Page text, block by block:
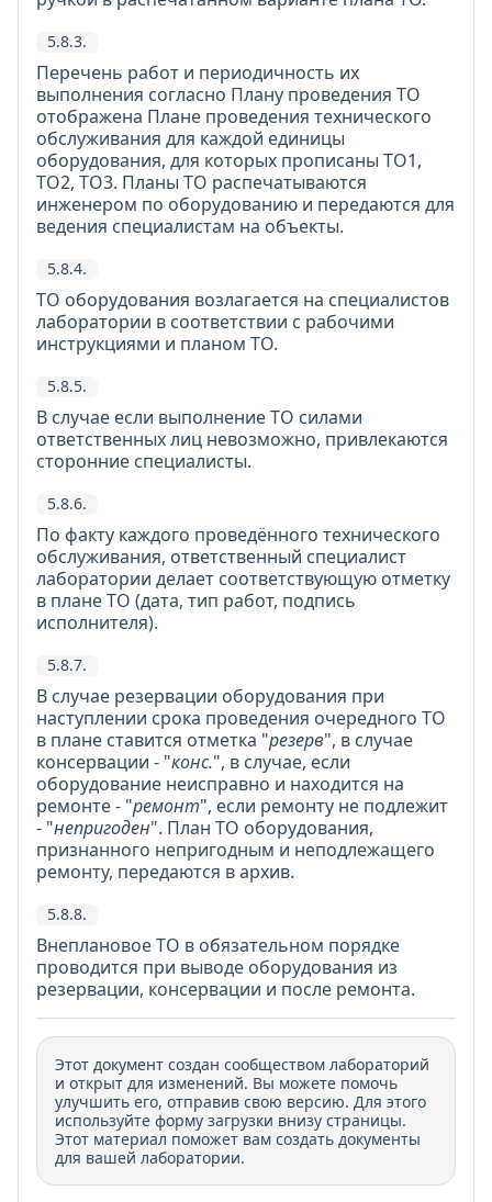
5.8.3.
Перечень работ и периодичность их
выполнения согласно Плану проведения ТО
отображена Плане проведения технического
обслуживания для каждой единицы
оборудования, для которых прописаны ТО1,
ТО2, ТО3. Планы ТО распечатываются
инженером по оборудованию и передаются для
ведения специалистам на объекты.
5.8.4.
ТО оборудования возлагается на специалистов
лаборатории в соответствии с рабочими
инструкциями и планом ТО.
5.8.5.
В случае если выполнение ТО силами
ответственных лиц невозможно, привлекаются
сторонние специалисты.
5.8.6.
По факту каждого проведённого технического
обслуживания, ответственный специалист
лаборатории делает соответствующую отметку
в плане ТО (дата, тип работ, подпись
исполнителя).
5.8.7.
В случае резервации оборудования при
наступлении срока проведения очередного ТО
в плане ставится отметка "резерв", в случае
консервации - "конс.", в случае, если
оборудование неисправно и находится на
ремонте - "ремонт", если ремонту не подлежит
- "непригоден". План ТО оборудования,
признанного непригодным и неподлежащего
ремонту, передаются в архив.
5.8.8.
Внеплановое ТО в обязательном порядке
проводится при выводе оборудования из
резервации, консервации и после ремонта.
Этот документ создан сообществом лабораторий
и открыт для изменений. Вы можете помочь
улучшить его, отправив свою версию. Для этого
используйте форму загрузки внизу страницы.
Этот материал поможет вам создать документы
для вашей лаборатории.